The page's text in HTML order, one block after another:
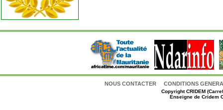
NOUS CONTACTER CONDITIONS
CopyrightCRIDEM
Enseigne de Cridem